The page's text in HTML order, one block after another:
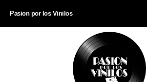
Pasion por los Vinilos